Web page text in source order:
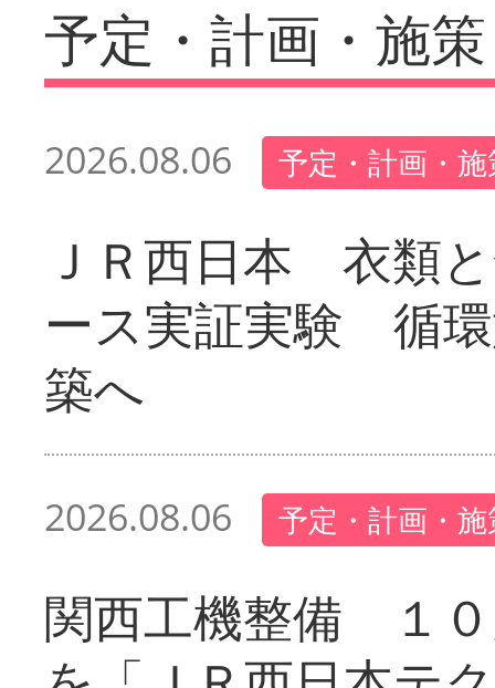
予定・計画・施策
2026.08.06 予定・計画・
ＪＲ西日本 衣類
ース実証実験 循
築へ
2026.08.06 予定・計画・
関西工機整備 １